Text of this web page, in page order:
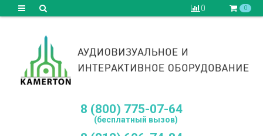
0 0
8 (800) 775-07-64
(бесплатный вызов)